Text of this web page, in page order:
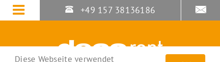
Zum
Inhalt
+49 157 38136186
Diese Webseite verwendet